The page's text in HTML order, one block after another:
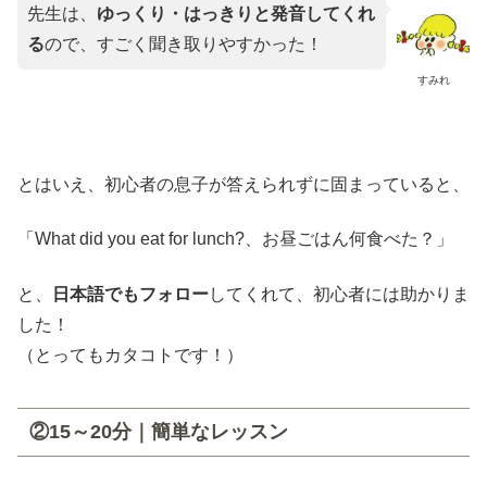
すみれ
先生は、 ゆっくり・はっきりと発音してくれ
るので、すごく聞き取りやすかった！
とはいえ、初心者の息子が答えられずに固まっていると、
「What did you eat for lunch?、お昼ごはん何食べた？」
と、 日本語でもフォローしてくれて、初心者には助かりま
した！
（とってもカタコトです！）
②15～20分｜簡単なレッスン